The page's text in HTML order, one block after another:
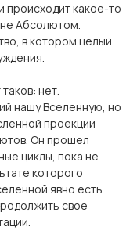
происходит какое-то
Абсолютом.
в котором целый
нет.
нашу Вселенную, но
проекции
Он прошел
циклы, пока не
которого
явно есть
свое